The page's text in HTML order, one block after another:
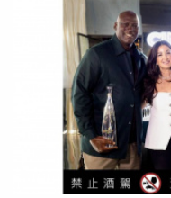
的最佳專輯製作人獎。
一定會吃的虱目魚、牛
說：「雖然我自己都喝
有的西瓜綿口味。」昨
援跟球星們的身心耐力
的演出時聽到外野的朋
球迷的丹田力，也讓自
件專屬球衣，背號「17
示這次的數字是17是她